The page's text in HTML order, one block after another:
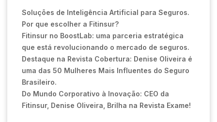
Soluções de Inteligência Artificial para Seguros.
Por que escolher a Fitinsur?
Fitinsur no BoostLab: uma parceria estratégica
que está revolucionando o mercado de seguros.
Destaque na Revista Cobertura: Denise Oliveira é
uma das 50 Mulheres Mais Influentes do Seguro
Brasileiro.
Do Mundo Corporativo à Inovação: CEO da
Fitinsur, Denise Oliveira, Brilha na Revista Exame!